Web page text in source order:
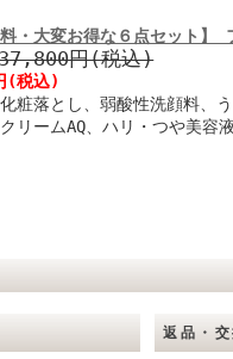
料・大変お得な６点セット
円(税込)
(税込)
粧落とし、弱酸性洗顔料、
リームAQ、ハリ・つや美容
返品・